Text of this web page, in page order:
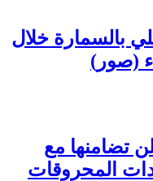
بالسمارة خلال
(صور)
تضامنها مع
المحروقات